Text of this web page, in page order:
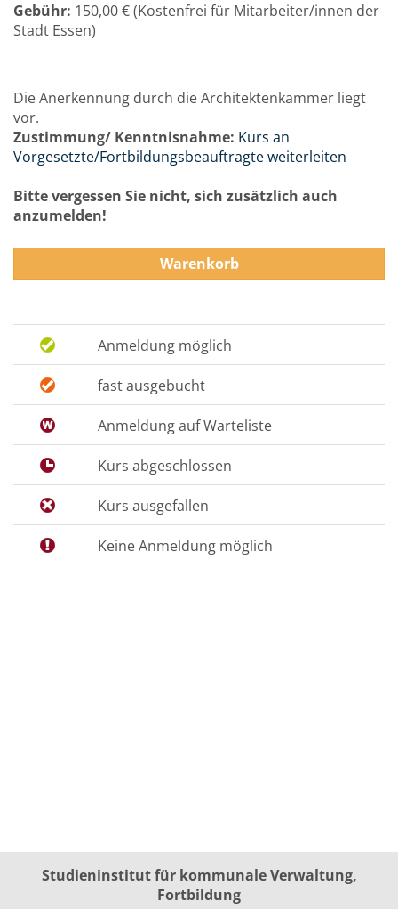
Gebühr: 150,00 € (Kostenfrei für Mitarbeiter/innen der
Stadt Essen)
Die Anerkennung durch die Architektenkammer liegt
vor.
Zustimmung/ Kenntnisnahme: Kurs an
Vorgesetzte/Fortbildungsbeauftragte weiterleiten
Bitte vergessen Sie nicht, sich zusätzlich auch
anzumelden!
Warenkorb
Anmeldung möglich
fast ausgebucht
Anmeldung auf Warteliste
Kurs abgeschlossen
Kurs ausgefallen
Keine Anmeldung möglich
Studieninstitut für kommunale Verwaltung,
Fortbildung